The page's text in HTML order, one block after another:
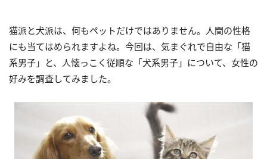
猫派と犬派は、何もペットだけではありません。人間の性格
にも当てはめられますよね。今回は、気まぐれで自由な「猫
系男子」と、人懐っこく従順な「犬系男子」について、女性の
好みを調査してみました。